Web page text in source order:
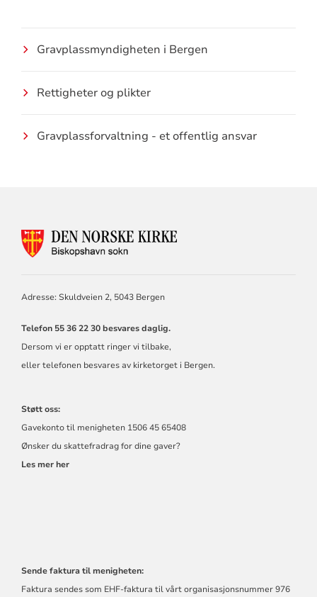
Gravplassmyndigheten i Bergen
Rettigheter og plikter
Gravplassforvaltning - et offentlig ansvar
KONTAKTINFORMASJON
Adresse: Skuldveien 2, 5043 Bergen
Telefon 55 36 22 30 besvares daglig.
Dersom vi er opptatt ringer vi tilbake,
eller telefonen besvares av kirketorget i Bergen.
Støtt oss:
Gavekonto til menigheten 1506 45 65408
Ønsker du skattefradrag for dine gaver?
Les mer her
Sende faktura til menigheten:
Faktura sendes som EHF-faktura til vårt organisasjonsnummer 976